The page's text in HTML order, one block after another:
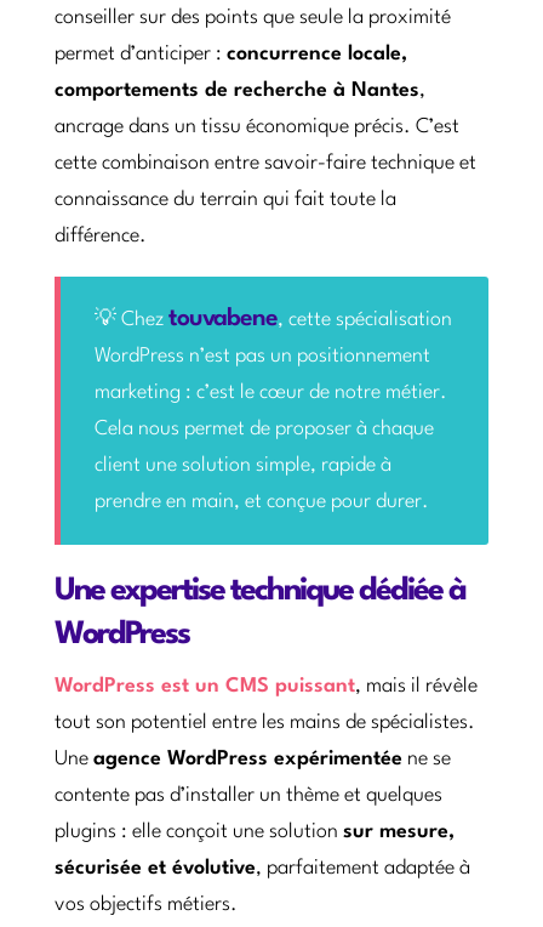
conseiller sur des points que seule la proximité
permet d’anticiper : concurrence locale,
comportements de recherche à Nantes,
ancrage dans un tissu économique précis. C’est
cette combinaison entre savoir-faire technique et
connaissance du terrain qui fait toute la
différence.
💡 Chez touvabene, cette spécialisation
WordPress n’est pas un positionnement
marketing : c’est le cœur de notre métier.
Cela nous permet de proposer à chaque
client une solution simple, rapide à
prendre en main, et conçue pour durer.
Une expertise technique dédiée à
WordPress
WordPress est un CMS puissant, mais il révèle
tout son potentiel entre les mains de spécialistes.
Une agence WordPress expérimentée ne se
contente pas d’installer un thème et quelques
plugins : elle conçoit une solution sur mesure,
sécurisée et évolutive, parfaitement adaptée à
vos objectifs métiers.